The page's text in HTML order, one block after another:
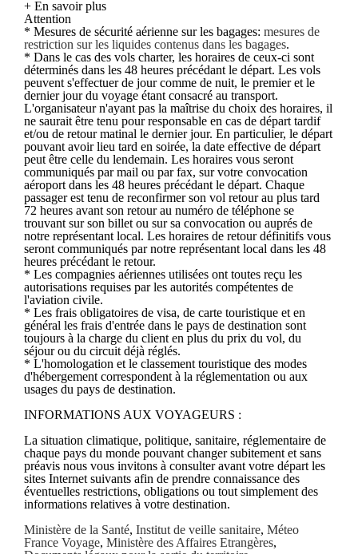
+ En savoir plus
Attention
* Mesures de sécurité aérienne sur les bagages: mesures de
restriction sur les liquides contenus dans les bagages.
* Dans le cas des vols charter, les horaires de ceux-ci sont
déterminés dans les 48 heures précédant le départ. Les vols
peuvent s'effectuer de jour comme de nuit, le premier et le
dernier jour du voyage étant consacré au transport.
L'organisateur n'ayant pas la maîtrise du choix des horaires, il
ne saurait être tenu pour responsable en cas de départ tardif
et/ou de retour matinal le dernier jour. En particulier, le départ
pouvant avoir lieu tard en soirée, la date effective de départ
peut être celle du lendemain. Les horaires vous seront
communiqués par mail ou par fax, sur votre convocation
aéroport dans les 48 heures précédant le départ. Chaque
passager est tenu de reconfirmer son vol retour au plus tard
72 heures avant son retour au numéro de téléphone se
trouvant sur son billet ou sur sa convocation ou auprés de
notre représentant local. Les horaires de retour définitifs vous
seront communiqués par notre représentant local dans les 48
heures précédant le retour.
* Les compagnies aériennes utilisées ont toutes reçu les
autorisations requises par les autorités compétentes de
l'aviation civile.
* Les frais obligatoires de visa, de carte touristique et en
général les frais d'entrée dans le pays de destination sont
toujours à la charge du client en plus du prix du vol, du
séjour ou du circuit déjà réglés.
* L'homologation et le classement touristique des modes
d'hébergement correspondent à la réglementation ou aux
usages du pays de destination.
INFORMATIONS AUX VOYAGEURS :
La situation climatique, politique, sanitaire, réglementaire de
chaque pays du monde pouvant changer subitement et sans
préavis nous vous invitons à consulter avant votre départ les
sites Internet suivants afin de prendre connaissance des
éventuelles restrictions, obligations ou tout simplement des
informations relatives à votre destination.
Ministère de la Santé, Institut de veille sanitaire, Méteo
France Voyage, Ministère des Affaires Etrangères,